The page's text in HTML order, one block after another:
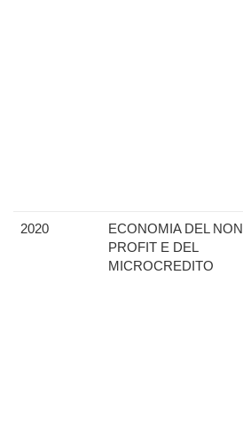
2020
ECONOMIA DEL NON
PROFIT E DEL
MICROCREDITO